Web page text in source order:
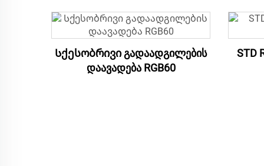
Სქესობრივი გადაადგილების
დაავადება RGB60
STD